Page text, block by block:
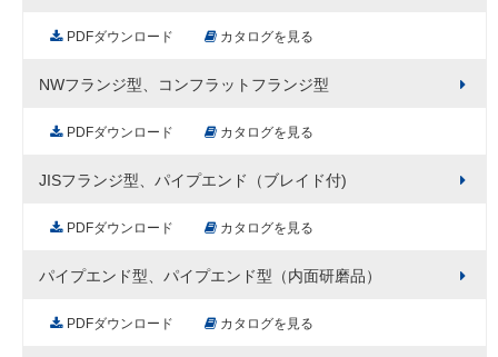
PDFダウンロード カタログを見る
NWフランジ型、コンフラットフランジ型
PDFダウンロード カタログを見る
JISフランジ型、パイプエンド（ブレイド付)
PDFダウンロード カタログを見る
パイプエンド型、パイプエンド型（内面研磨品）
PDFダウンロード カタログを見る